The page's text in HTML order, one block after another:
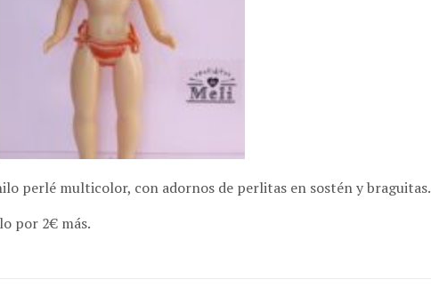
perlé multicolor, con adornos de perlitas en sostén y braguitas.
por 2€ más.